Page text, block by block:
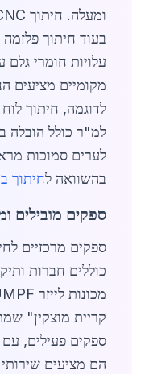
למ"ר כולל הובלה
בהשוואה לחיתוך
ספקים מובילים
ספקים מרכזיים
כוללים חברות
הם מציעים שירותי